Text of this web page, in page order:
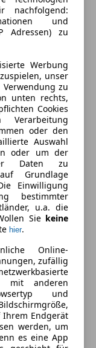
nachfolgend:
und
Adressen) zu
Werbung
unser
zu
unten rechts,
Cookies
oder den
Auswahl
oder um der
Daten zu
Grundlage
Einwilligung
bestimmter
u.a. die
Sie keine
hier.
Online-
zufällig
mit anderen
und
Ihrem Endgerät
werden, um
es eine App